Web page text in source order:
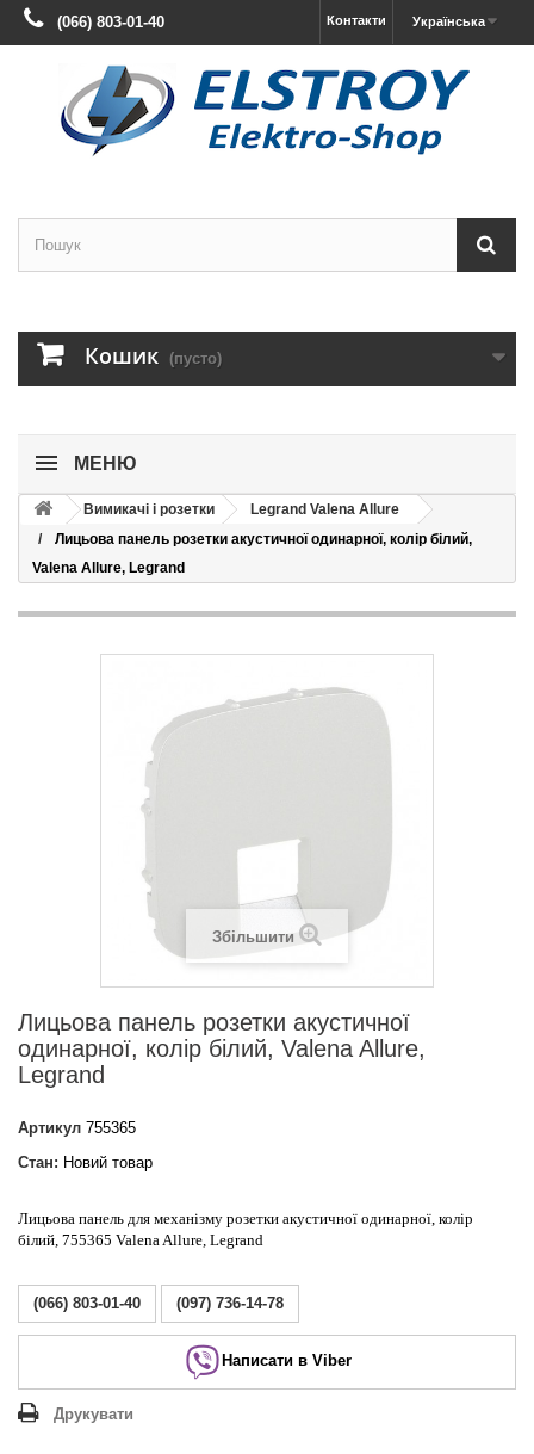
Українська
Контакти
(066) 803-01-40
Кошик (пусто)
МЕНЮ
Вимикачі і розетки
Legrand Valena Allure
Лицьова панель розетки акустичної одинарної, колір білий,
Valena Allure, Legrand
Збільшити
Лицьова панель розетки акустичної
одинарної, колір білий, Valena Allure,
Legrand
Артикул 755365
Стан: Новий товар
Лицьова панель для механізму розетки акустичної одинарної, колір
білий, 755365 Valena Allure, Legrand
(066) 803-01-40 (097) 736-14-78
Написати в Viber
Друкувати